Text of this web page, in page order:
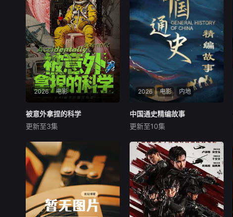
2026 电影
被意外拿捏的科学
未知
在科学史上，许多改变世界的
重大发现与发明，其实都源于
一场场美丽的“意外”——青霉
素的诞生来自一碟发霉的培养
皿，微波炉的灵感源于口袋里
融化的巧克力，甚至连X射线
的发现也是一次“不小心”的惊
喜。本片将带你
被意外拿捏的科学
更新至3集
2026 电影 内地
中国通史精编故事
未知
本片立足宏阔历史视野，系统
梳理自文明起源至1911年的中
国古代历史。在保留原作对统
一多民族国家形成及中华文明
发展主线的基础上，精编版进
一步优化叙事结构，聚焦历代
治乱兴衰的关键节点与历史人
物命运，强化内容的情节张力
中国通史精编故事
更新至10集